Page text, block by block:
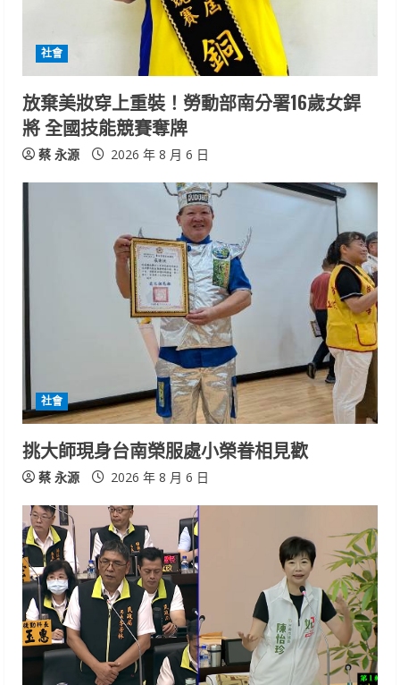
i
n
g
社會
放棄美妝穿上重裝！勞動部南分署16歲女銲
將 全國技能競賽奪牌
蔡 永源 2026 年 8 月 6 日
社會
挑大師現身台南榮服處小榮眷相見歡
蔡 永源 2026 年 8 月 6 日